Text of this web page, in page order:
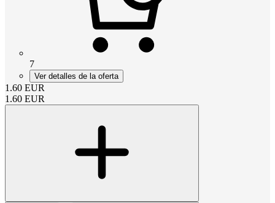
7
Ver detalles de la oferta
1.60 EUR
1.60 EUR